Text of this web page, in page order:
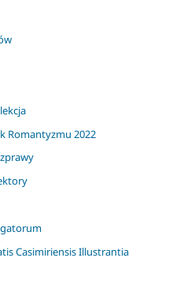
Romantyzmu 2022
Casimiriensis Illustrantia